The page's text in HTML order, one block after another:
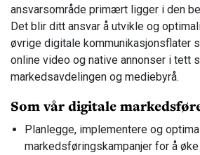
ansvarsområde primært ligger i den
Det blir ditt ansvar å utvikle og
øvrige digitale kommunikasjonsflater
online video og native annonser i tett
markedsavdelingen og mediebyrå.
Som vår digitale
Planlegge, implementere og
markedsføringskampanjer for å